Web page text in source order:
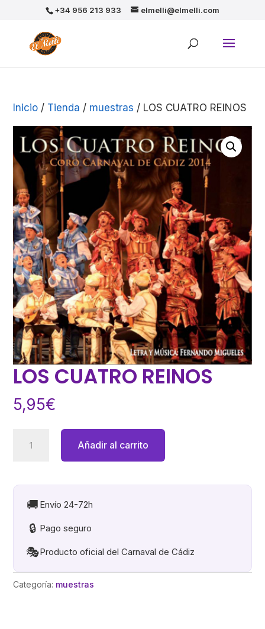
+34 956 213 933 elmelli@elmelli.com
Inicio / Tienda / muestras / LOS CUATRO REINOS
LOS CUATRO REINOS
5,95€
CUATRO
cantidad
Añadir al carrito
🚚 Envío 24-72h
🔒 Pago seguro
🎭Producto oficial del Carnaval de Cádiz
Categoría: muestras